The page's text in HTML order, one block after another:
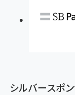
シルバースポ